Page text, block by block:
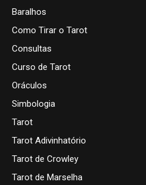
Baralhos
Como Tirar o Tarot
Consultas
Curso de Tarot
Oráculos
Simbologia
Tarot
Tarot Adivinhatório
Tarot de Crowley
Tarot de Marselha